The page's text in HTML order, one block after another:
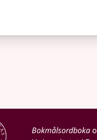
Bokmålsordboka